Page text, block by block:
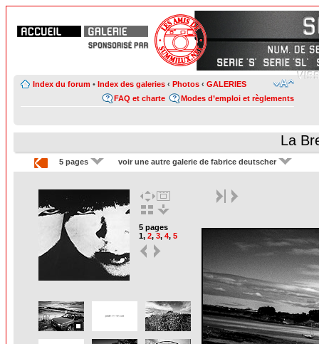
Index du forum • Index des galeries ‹ Photos ‹ GALERIES
Modes d’emploi et règlements
FAQ et charte
La
5 pages voir une autre galerie de fabrice deutscher
5 pages
1, 2, 3, 4, 5